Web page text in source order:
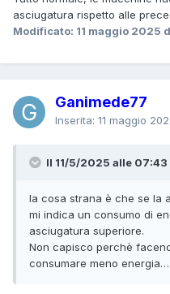
asciugatura rispetto alle
Modificato: 11 maggio 2025
Ganimede77
Inserita: 11 maggio
Il 11/5/2025 alle
la cosa strana è che se la
mi indica un consumo di
asciugatura superiore.
Non capisco perchè
consumare meno energia…